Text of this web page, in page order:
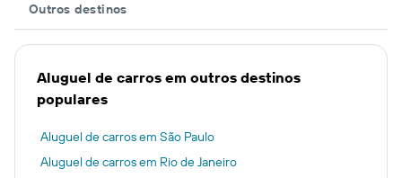
Outros destinos
Aluguel de carros em outros destinos
populares
Aluguel de carros em São Paulo
Aluguel de carros em Rio de Janeiro